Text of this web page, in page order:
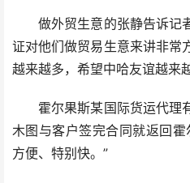
做外贸生意的张静告诉记
证对他们做贸易生意来讲非常
越来越多，希望中哈友谊越来
霍尔果斯某国际货运代理
木图与客户签完合同就返回霍
方便、特别快。”